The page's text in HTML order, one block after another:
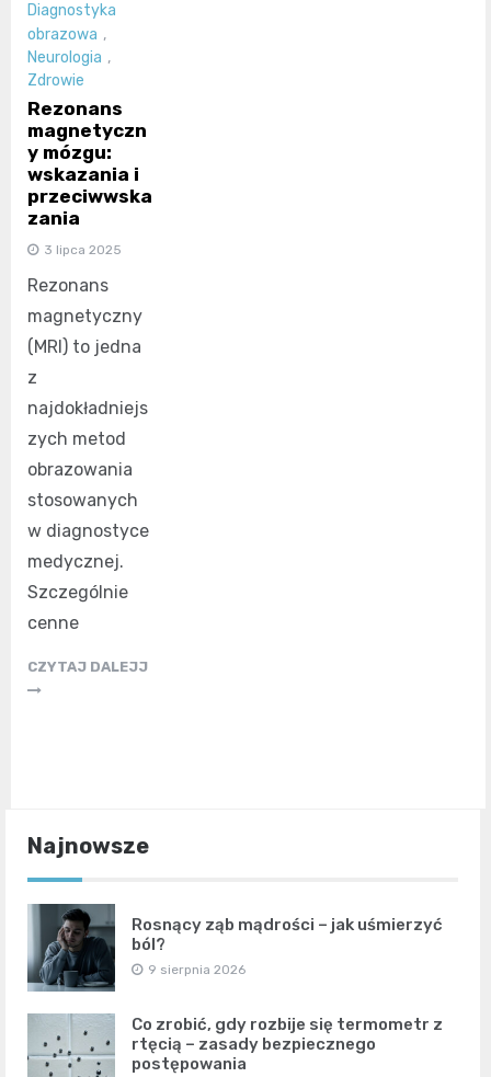
Diagnostyka
obrazowa ,
Neurologia ,
Zdrowie
Rezonans
magnetyczn
y mózgu:
wskazania i
przeciwwska
zania
3 lipca 2025
Rezonans
magnetyczny
(MRI) to jedna
z
najdokładniejs
zych metod
obrazowania
stosowanych
w diagnostyce
medycznej.
Szczególnie
cenne
CZYTAJ DALEJJ
Najnowsze
Rosnący ząb mądrości – jak uśmierzyć
ból?
9 sierpnia 2026
Co zrobić, gdy rozbije się termometr z
rtęcią – zasady bezpiecznego
postępowania